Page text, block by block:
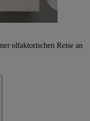
olfaktorischen Reise an